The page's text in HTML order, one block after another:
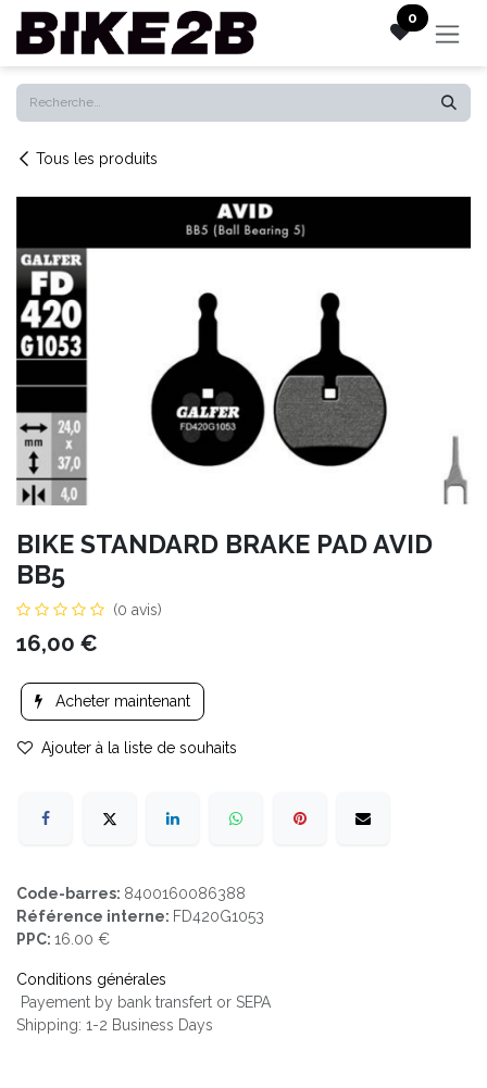
Se rendre au contenu 0
Tous les produits
BIKE STANDARD BRAKE PAD AVID
BB5
(0 avis)
16,00 €
Acheter maintenant
Ajouter à la liste de souhaits
Code-barres: 8400160086388
Référence interne: FD420G1053
PPC: 16.00 €
Conditions générales
Payement by bank transfert or SEPA
Shipping: 1-2 Business Days